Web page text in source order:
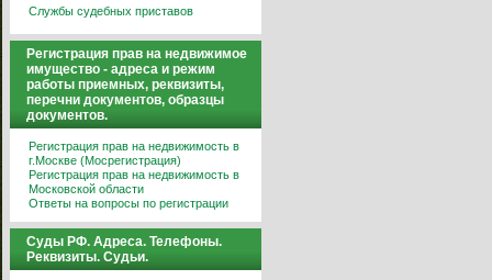
Службы судебных приставов
Регистрация прав на недвижимое
имущество - адреса и режим
работы приемных, реквизиты,
перечни документов, образцы
документов.
Регистрация прав на недвижимость в
г.Москве (Мосрегистрация)
Регистрация прав на недвижимость в
Московской области
Ответы на вопросы по регистрации
Суды РФ. Адреса. Телефоны.
Реквизиты. Судьи.